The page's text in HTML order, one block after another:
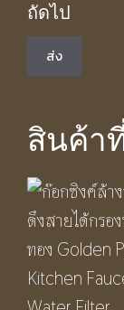
ถัดไป
สินค้า